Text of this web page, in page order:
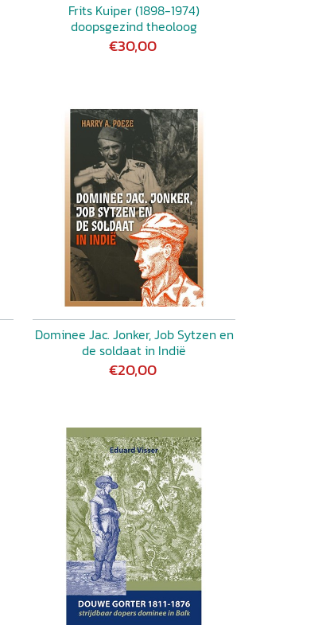
Frits Kuiper (1898-1974)
doopsgezind theoloog
€30,00
Dominee Jac. Jonker, Job Sytzen en
de soldaat in Indië
€20,00